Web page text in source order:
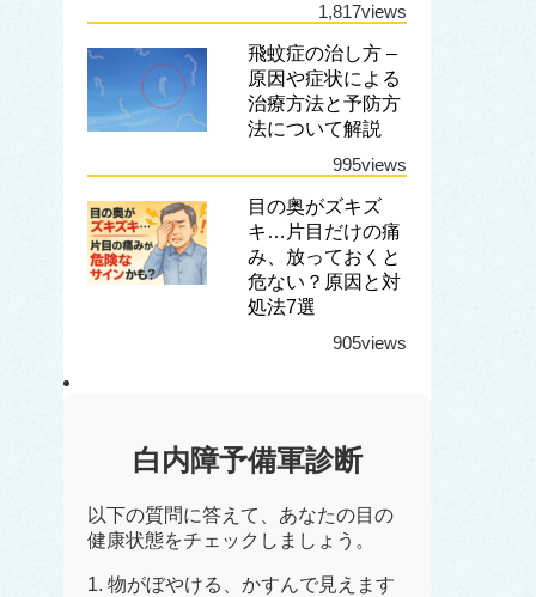
1,817views
飛蚊症の治し方 –
原因や症状による
治療方法と予防方
法について解説
995views
目の奥がズキズ
キ…片目だけの痛
み、放っておくと
危ない？原因と対
処法7選
905views
白内障予備軍診断
以下の質問に答えて、あなたの目の
健康状態をチェックしましょう。
1. 物がぼやける、かすんで見えます